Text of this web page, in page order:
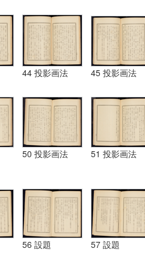
44 投影画法 45 投影画法
50 投影画法 51 投影画法
56 設題 57 設題